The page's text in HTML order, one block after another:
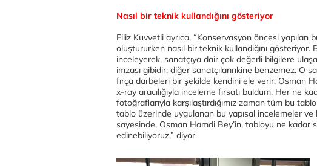
Nasıl bir teknik kullandığını gösteriyor
Filiz Kuvvetli ayrıca, “Konservasyon öncesi yapılan
oluştururken nasıl bir teknik kullandığını
inceleyerek, sanatçıya dair çok değerli bilgilere
imzası gibidir; diğer sanatçılarınkine benzemez. O
fırça darbeleri bir şekilde kendini ele verir. Osman
x-ray aracılığıyla inceleme fırsatı buldum. Her ne
fotoğraflarıyla karşılaştırdığımız zaman tüm bu
tablo üzerinde uygulanan bu yapısal incelemeler ve
sayesinde, Osman Hamdi Bey’in, tabloyu ne kadar
edinebiliyoruz,” diyor.